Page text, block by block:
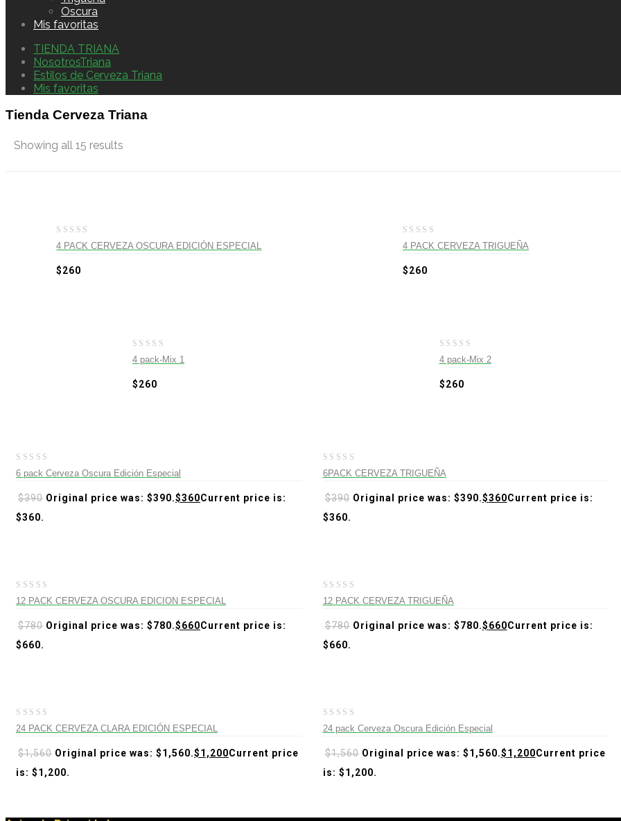
Oscura
Mis favoritas
TIENDA TRIANA
NosotrosTriana
Estilos de Cerveza Triana
Mis favoritas
Tienda Cerveza Triana
Showing all 15 results
0
of
4 PACK CERVEZA OSCURA EDICIÓN ESPECIAL
$260
0
of
4 PACK CERVEZA TRIGUEÑA
$260
0
of
4 pack-Mix 1
$260
0
of
4 pack-Mix 2
$260
0
of
6 pack Cerveza Oscura Edición Especial
$390 Original price was: $390.$360Current price is:
$360.
0
of
6PACK CERVEZA TRIGUEÑA
$390 Original price was: $390.$360Current price is:
$360.
0
of
12 PACK CERVEZA OSCURA EDICION ESPECIAL
$780 Original price was: $780.$660Current price is:
$660.
0
of
12 PACK CERVEZA TRIGUEÑA
$780 Original price was: $780.$660Current price is:
$660.
0
of
24 PACK CERVEZA CLARA EDICIÓN ESPECIAL
$1,560 Original price was: $1,560.$1,200Current price
is: $1,200.
0
of
24 pack Cerveza Oscura Edición Especial
$1,560 Original price was: $1,560.$1,200Current price
is: $1,200.